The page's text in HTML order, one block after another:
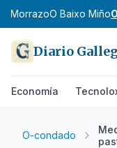
O MorrazoO Baixo Miño
Diario
Economía
O-condado